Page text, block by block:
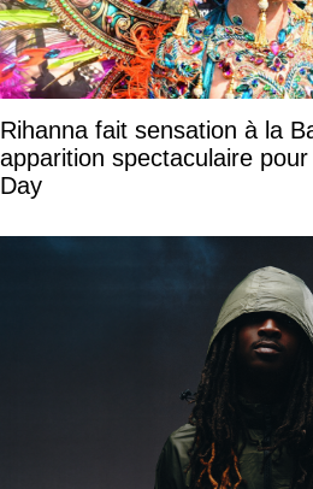
Rihanna fait sensation à la
apparition spectaculaire
Day